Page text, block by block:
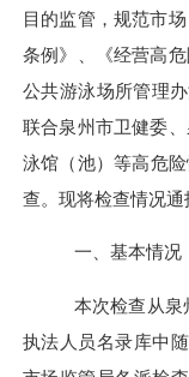
目的监管，规范市
条例》、《经营高
公共游泳场所管理办
联合泉州市卫健委
泳馆（池）等高危
查。现将检查情况通
一、基本情况
本次检查从泉
执法人员名录库中